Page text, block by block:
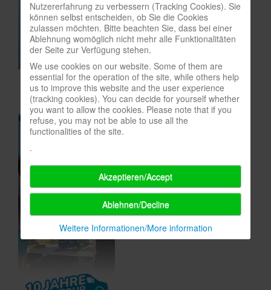
In eigener Sache-On our own behalf
Archivierte Meldungen-News archive
Nutzererfahrung zu verbessern (Tracking Cookies). Sie
können selbst entscheiden, ob Sie die Cookies
zulassen möchten. Bitte beachten Sie, dass bei einer
Ablehnung womöglich nicht mehr alle Funktionalitäten
der Seite zur Verfügung stehen.
We use cookies on our website. Some of them are
essential for the operation of the site, while others help
us to improve this website and the user experience
(tracking cookies). You can decide for yourself whether
you want to allow the cookies. Please note that if you
refuse, you may not be able to use all the
functionalities of the site.
.
Akzeptieren/Accept
Ablehnen/Decline
Weitere Informationen/More information